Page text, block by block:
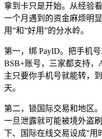
拿到卡只是开始。从经验
一个月遇到的资金麻烦明
用”和”好用”的分水岭。
第一，绑 PayID。把手机
BSB+账号，三家都支持，
主只要你手机号就能转，
天。
第二，锁国际交易和地区
一旦泄露就可能被境外盗
下、国际在线交易设成”用